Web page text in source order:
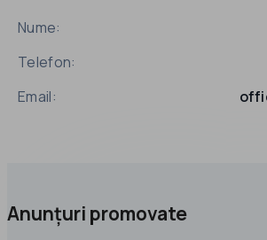
Nume:
Telefon:
Email:
Anunțuri promovate